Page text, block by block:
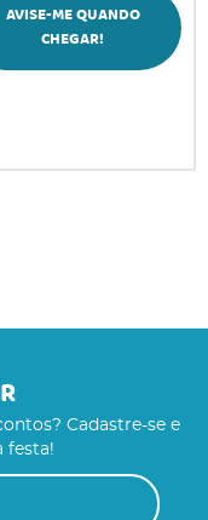
AVISE-ME QUANDO
CHEGAR!
Cadastre-se e
festa!